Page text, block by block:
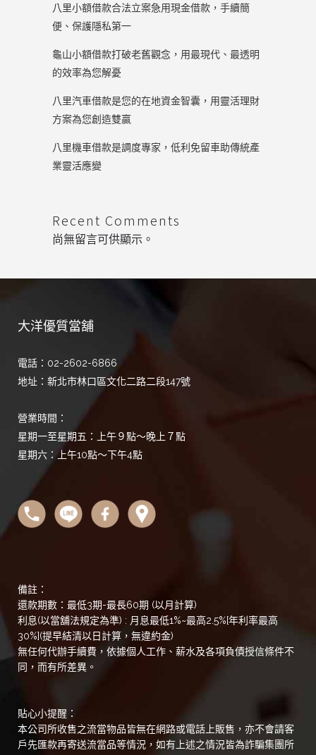
八里小額借款合法立案急用現金借款，手續簡
便、保護隱私第一
龜山小額借款打破老舊觀念，用最現代、最透明
的效率為您解憂
八里汽車借款是您的在地資金智囊，用靈活理財
方案為您創造雙贏
八里機車借款是調度專家，低利免留車助傳統產
業靈活應變
Recent Comments
尚無留言可供顯示。
大洋優質當舖
電話：02-2602-6866
地址：新北市林口區文化二路二段147號
營業時間：
星期一至星期五：上午９點～晚上７點
星期六：上午10點～下午4點
備註：
還款期數：最低3期-最長60期 (以月計算)
利息(以當舖法規定為準) : 月息最低1%~最高2.5%[年利率最高
30%](提早結清以日計算，無違約金)
無任何代辦手續費，依據個人工作、薪水及各項負債授信條件不
同，而有所差異。
貼心小提醒：
本公司所收售之流當物品皆無在網路或電話上販售，亦不會請客
戶先匯款再寄送流當品等情況，如有上述之情況皆為詐騙集團所